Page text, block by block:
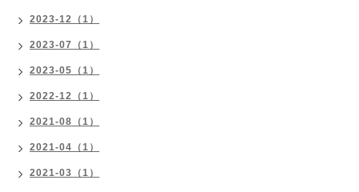
2023-12（1）
2023-07（1）
2023-05（1）
2022-12（1）
2021-08（1）
2021-04（1）
2021-03（1）